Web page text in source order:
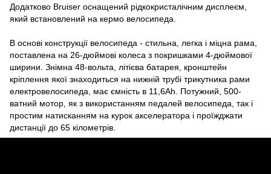
Додатково Bruiser оснащений рідкокристалічним дисплеєм,
який встановлений на кермо велосипеда.
В основі конструкції велосипеда - стильна, легка і міцна рама,
поставлена ​​на 26-дюймові колеса з покришками 4-дюймової
ширини. Знімна 48-вольта, літієва батарея, кронштейн
кріплення якої знаходиться на нижній трубі трикутника рами
електровелосипеда, має ємність в 11,6Ah. Потужний, 500-
ватний мотор, як з використанням педалей велосипеда, так і
простим натисканням на курок акселератора і проїжджати
дистанції до 65 кілометрів.